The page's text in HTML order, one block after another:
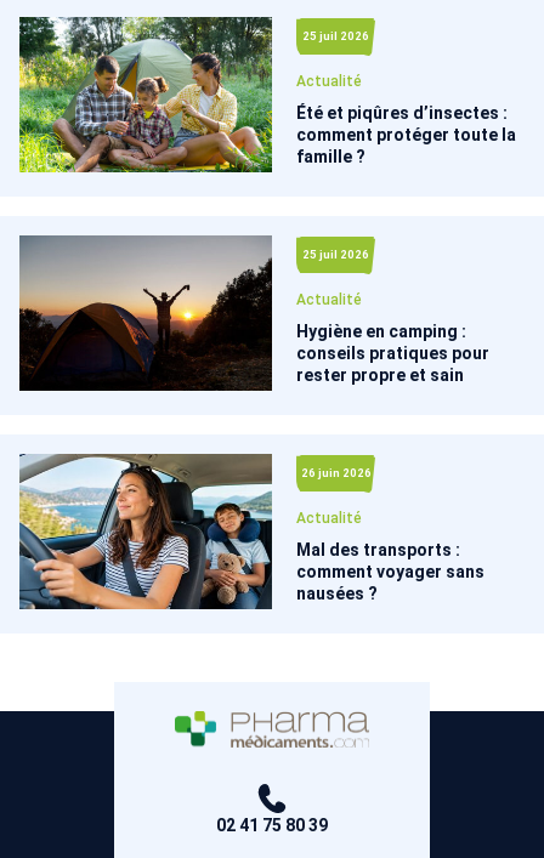
25 juil 2026
Actualité
Été et piqûres d’insectes :
comment protéger toute la
famille ?
25 juil 2026
Actualité
Hygiène en camping :
conseils pratiques pour
rester propre et sain
26 juin 2026
Actualité
Mal des transports :
comment voyager sans
nausées ?
02 41 75 80 39